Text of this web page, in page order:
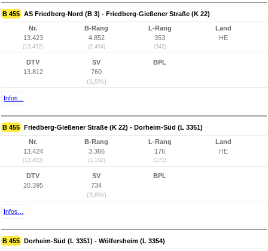
B 455 AS Friedberg-Nord (B 3) - Friedberg-Gießener Straße (K 22)
Nr.
13.423
(13.432)
B-Rang
4.852
(2.494)
L-Rang
353
(342)
Land
HE
DTV
13.812
SV
760
(5,5%)
BPL
Infos...
B 455 Friedberg-Gießener Straße (K 22) - Dorheim-Süd (L 3351)
Nr.
13.424
(13.433)
B-Rang
3.366
(1.102)
L-Rang
176
(171)
Land
HE
DTV
20.395
SV
734
(3,6%)
BPL
Infos...
B 455 Dorheim-Süd (L 3351) - Wölfersheim (L 3354)